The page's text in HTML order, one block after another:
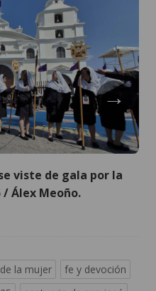
viste de gala por la
/ Álex Meoño.
→
la mujer
fe y devoción